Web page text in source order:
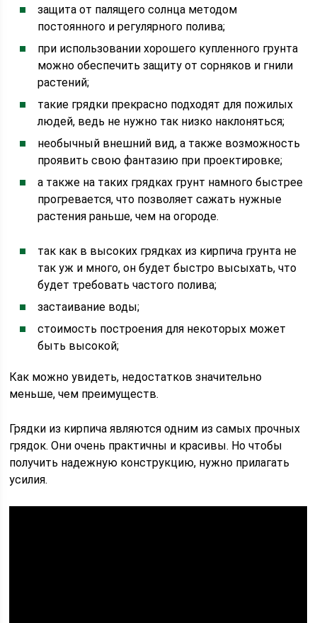
защита от палящего солнца методом
постоянного и регулярного полива;
при использовании хорошего купленного грунта
можно обеспечить защиту от сорняков и гнили
растений;
такие грядки прекрасно подходят для пожилых
людей, ведь не нужно так низко наклоняться;
необычный внешний вид, а также возможность
проявить свою фантазию при проектировке;
а также на таких грядках грунт намного быстрее
прогревается, что позволяет сажать нужные
растения раньше, чем на огороде.
так как в высоких грядках из кирпича грунта не
так уж и много, он будет быстро высыхать, что
будет требовать частого полива;
застаивание воды;
стоимость построения для некоторых может
быть высокой;
Как можно увидеть, недостатков значительно
меньше, чем преимуществ.
Грядки из кирпича являются одним из самых прочных
грядок. Они очень практичны и красивы. Но чтобы
получить надежную конструкцию, нужно прилагать
усилия.